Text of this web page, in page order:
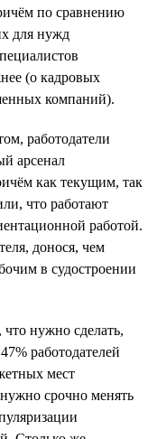
по сравнению
для нужд
(о кадровых
компаний).
работодатели
арсенал
как текущим, так
что работают
работой.
донося, чем
в судостроении
нужно сделать,
работодателей
мест
срочно менять